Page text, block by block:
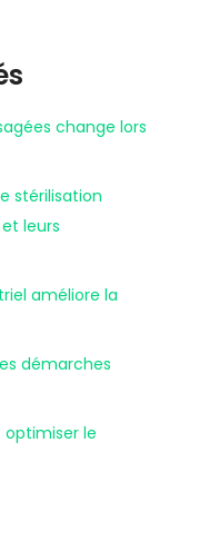
change lors
stérilisation
leurs
améliore la
démarches
le